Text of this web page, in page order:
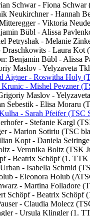
Schwar - Fiona
Neukirchner - Hannah
- Viktoria
Bübl - Alissa
Petryshak - Melanie
- Laura Kot
Benjamin Bübl - Alissa
Maslov - Yelyzaveta
Aigner - Roswitha Holy
- Mishel Pevzner
Maslov -
Sebestik - Elisa Moraru
- Sarah Pfeifer (TSC
- Stefanie Kargl
- Marion Sotiriu (TSC
Kopt - Daniela
- Veronika Boltz (TSK
- Beatrix Schöpf (1.
- Isabella Schmid
- Eleonora Holub
- Martina Folladore
Schöpf - Beatrix
- Claudia Molecz
- Ursula Klingler (1.